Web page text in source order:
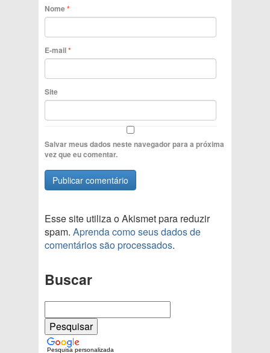
Nome*
E-mail*
Site
Salvar meus dados neste navegador para a próxima
vez que eu comentar.
Esse site utiliza o Akismet para reduzir
spam. Aprenda como seus dados de
comentários são processados.
Buscar
Pesquisa personalizada